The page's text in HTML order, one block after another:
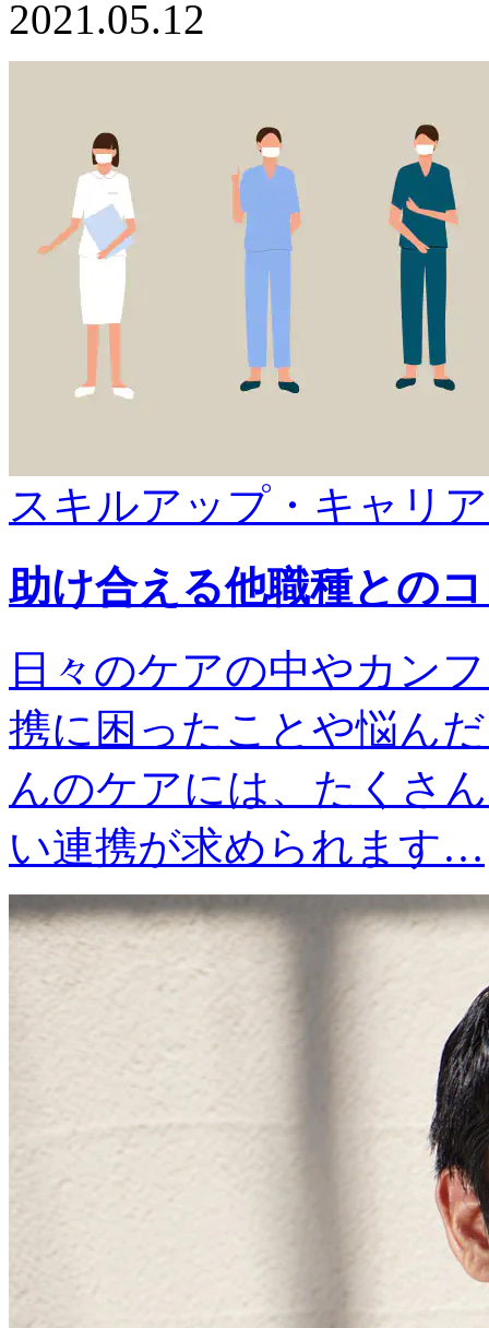
2021.05.12
スキルアップ・キャリ
助け合える他職種との
日々のケアの中やカン
携に困ったことや悩ん
んのケアには、たくさ
い連携が求められます…